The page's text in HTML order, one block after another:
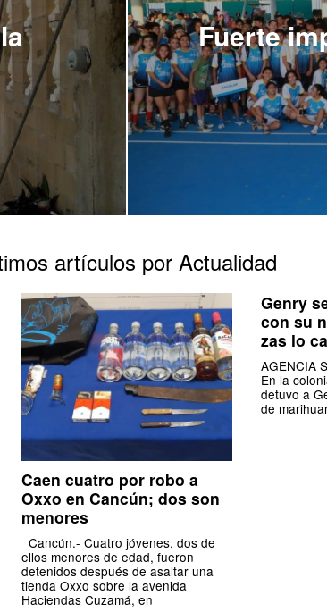
Fuerte
artículos por Actualidad
Caen cuatro por robo a
Oxxo en Cancún; dos son
menores
Cancún.- Cuatro jóvenes, dos de
ellos menores de edad, fueron
detenidos después de asaltar una
tienda Oxxo sobre la avenida
Haciendas Cuzamá, en
Genry
con su
zas lo
AGENCIA
En la
detuvo a
de